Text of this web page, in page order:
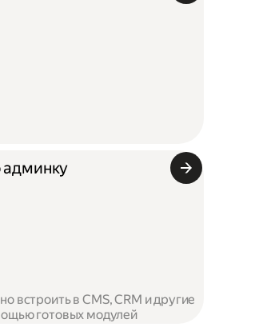
админку
встроить в CMS, CRM и другие
готовых модулей